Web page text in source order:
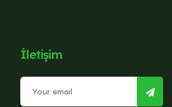
İletişim